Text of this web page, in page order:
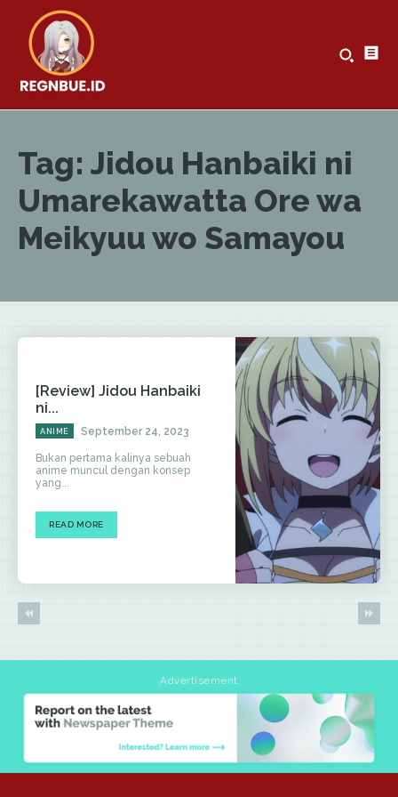
Tag: Jidou Hanbaiki ni
Umarekawatta Ore wa
Meikyuu wo Samayou
[Review] Jidou Hanbaiki
ni...
ANIME September 24, 2023
Bukan pertama kalinya sebuah
anime muncul dengan konsep
yang...
READ MORE
Advertisement